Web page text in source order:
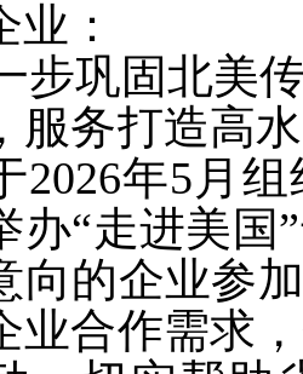
：
步巩固北美
服务打造高
2026年5 月
办“走进美国
向的企业参
业合作需求